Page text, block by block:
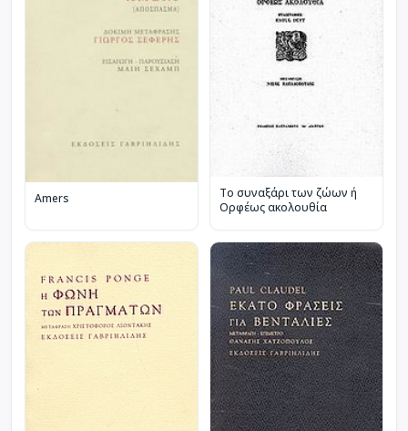
Amers
Το συναξάρι των ζώων ή
Ορφέως ακολουθία